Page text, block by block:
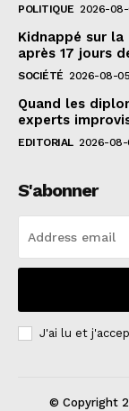
POLITIQUE 2026-
Kidnappé sur
après 17 jours
SOCIÉTÉ 2026-08-05
Quand les
experts
EDITORIAL 2026-
S'abonner
J'ai lu et
© Copyright